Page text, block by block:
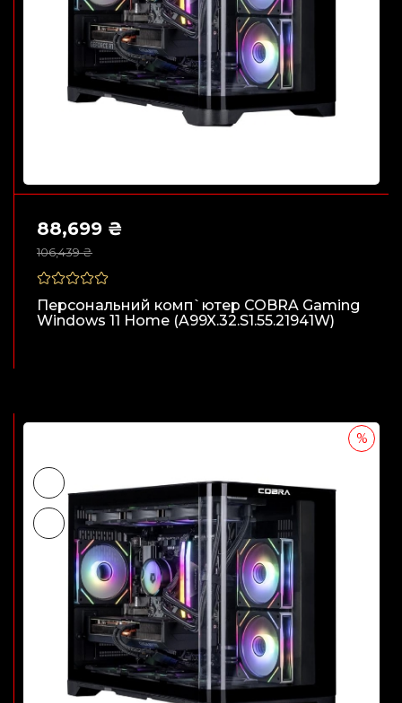
106,439 ₴
88,699 ₴
Персональний комп`ютер COBRA Gaming
Windows 11 Home (A99X.32.S1.55.21941W)